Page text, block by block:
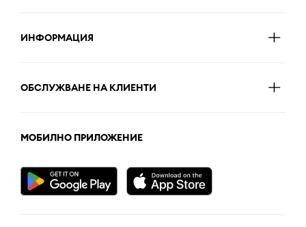
ИНФОРМАЦИЯ
ОБСЛУЖВАНЕ НА КЛИЕНТИ
МОБИЛНО ПРИЛОЖЕНИЕ